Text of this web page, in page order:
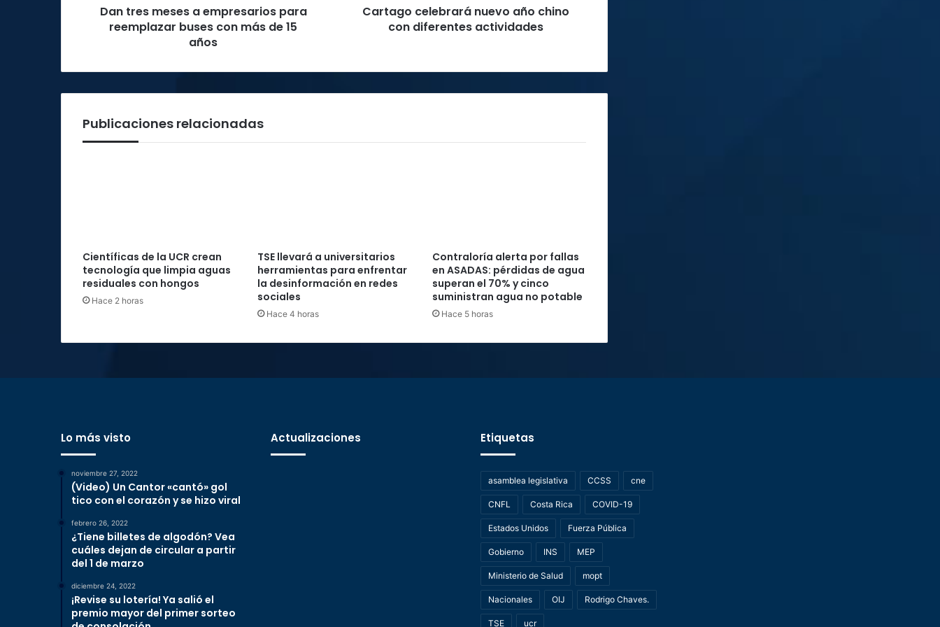
Dan tres meses a empresarios para
reemplazar buses con más de 15
años
Cartago celebrará nuevo año chino
con diferentes actividades
Publicaciones relacionadas
Científicas de la UCR crean
tecnología que limpia aguas
residuales con hongos
Hace 2 horas
TSE llevará a universitarios
herramientas para enfrentar
la desinformación en redes
sociales
Hace 4 horas
Contraloría alerta por fallas
en ASADAS: pérdidas de agua
superan el 70% y cinco
suministran agua no potable
Hace 5 horas
Lo más visto
noviembre 27, 2022
(Video) Un Cantor «cantó» gol
tico con el corazón y se hizo viral
febrero 26, 2022
¿Tiene billetes de algodón? Vea
cuáles dejan de circular a partir
del 1 de marzo
diciembre 24, 2022
¡Revise su lotería! Ya salió el
premio mayor del primer sorteo
Actualizaciones Etiquetas
asamblea legislativa CCSS cne
CNFL Costa Rica COVID-19
Estados Unidos Fuerza Pública
Gobierno INS MEP
Ministerio de Salud mopt
Nacionales OIJ Rodrigo Chaves.
TSE ucr